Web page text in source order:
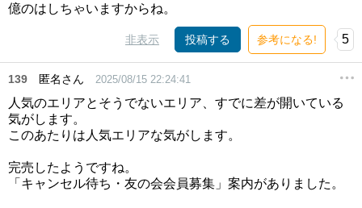
億のはしちゃいますからね。
非表示 投稿する 参考になる! 5
139 匿名さん 2025/08/15 22:24:41
人気のエリアとそうでないエリア、すでに差が開いている
気がします。
このあたりは人気エリアな気がします。
完売したようですね。
「キャンセル待ち・友の会会員募集」案内がありました。